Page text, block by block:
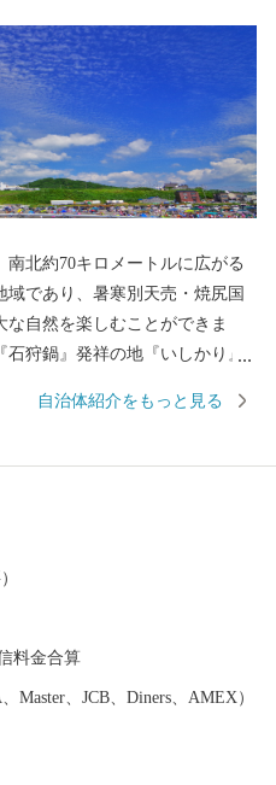
北約70キロメートルに広がる
域であり、暑寒別天売・焼尻国
自然を楽しむことができま
狩鍋』発祥の地『いしかり』
自治体紹介をもっと見る
料金合算
Master、JCB、Diners、AMEX）